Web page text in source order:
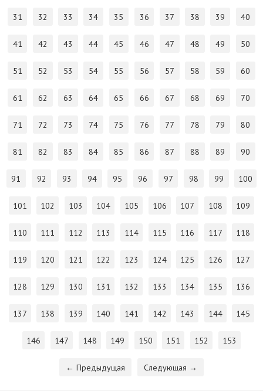
31 32 33 34 35 36 37 38 39 40
41 42 43 44 45 46 47 48 49 50
51 52 53 54 55 56 57 58 59 60
61 62 63 64 65 66 67 68 69 70
71 72 73 74 75 76 77 78 79 80
81 82 83 84 85 86 87 88 89 90
91 92 93 94 95 96 97 98 99 100
101 102 103 104 105 106 107 108 109
110 111 112 113 114 115 116 117 118
119 120 121 122 123 124 125 126 127
128 129 130 131 132 133 134 135 136
137 138 139 140 141 142 143 144 145
146 147 148 149 150 151 152 153
← Предыдущая Следующая →